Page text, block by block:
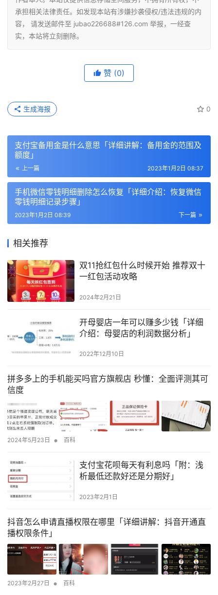
承担相关法律责任。如发现本站有涉嫌抄袭侵权/违法违规的内
容， 请发送邮件至 jubao226688#126.com 举报，一经查
实，本站将立刻删除。
赞 (0)
0
生成海报
支付宝备用金是什么意思「详细讲解：备用金的范围及
额度」
上一篇 2023年1月2日 08:37
手机微信零钱明细删除怎么恢复「详细介绍：恢复微信
零钱明细记录步骤」
下一篇
2023年1月2日 08:39
相关推荐
双11抢红包什么时候开始 推荐双十
一红包活动攻略
2024年2月21日
开母婴店一年可以赚多少钱「详细
介绍：母婴店的利润数据分析」
2022年12月10日
拼多多上的手机能买吗官方旗舰店 秒懂：全面评测其可
信度
2024年5月23日 • 百科
支付宝花呗每天有利息吗「附：浅
析最低还款好还是分期好」
2023年2月1日
抖音怎么申请直播权限在哪里「详细讲解：抖音开通直
播权限条件」
2023年2月27日 • 百科